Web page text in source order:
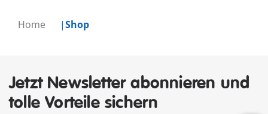
Home Shop
Jetzt Newsletter abonnieren und
tolle Vorteile sichern